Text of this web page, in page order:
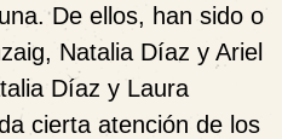
De ellos, han sido o
Natalia Díaz y Ariel
Díaz y Laura
cierta atención de los